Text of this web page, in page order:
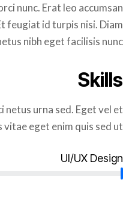
nunc. Erat leo accumsan
feugiat id turpis nisi. Diam
nibh eget facilisis nunc.
Skills
netus urna sed. Eget vel et
vitae eget enim quis sed ut.
UI/UX Design